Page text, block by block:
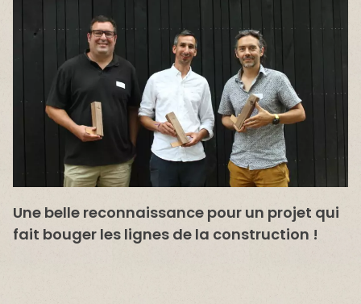
Une belle reconnaissance pour un projet qui
fait bouger les lignes de la construction !